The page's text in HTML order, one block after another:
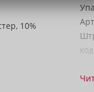
10%